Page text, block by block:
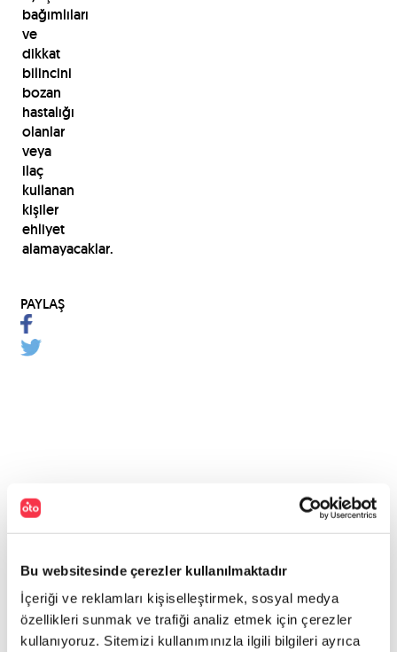
Bu websitesinde çerezler kullanılmaktadır
İçeriği ve reklamları kişiselleştirmek, sosyal medya
özellikleri sunmak ve trafiği analiz etmek için çerezler
kullanıyoruz. Sitemizi kullanımınızla ilgili bilgileri ayrıca
bağımlıları
ve
dikkat
bilincini
bozan
hastalığı
olanlar
veya
ilaç
kullanan
kişiler
ehliyet
alamayacaklar.
PAYLAŞ